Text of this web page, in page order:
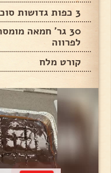
3 כפות גדושות סוכר
30 גר' חמאה
לפרווה
קורט מלח